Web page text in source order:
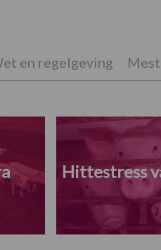
en regelgeving Mest
Hittestress